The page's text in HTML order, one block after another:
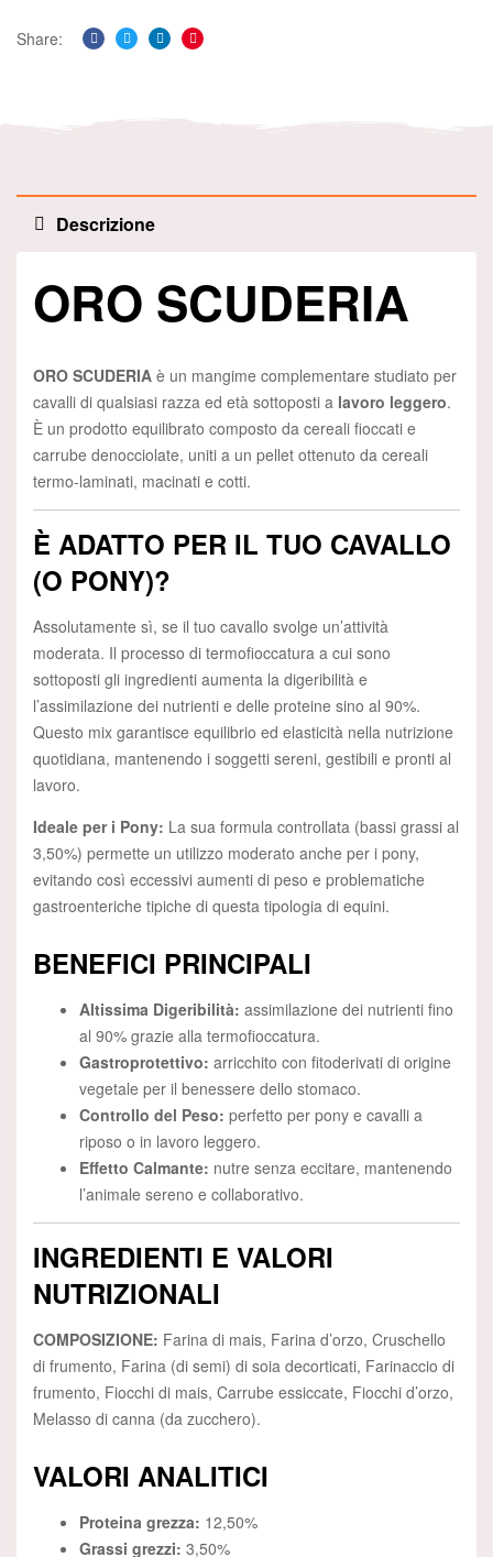
Share:
Facebook
TwitterLinkedinPinterest
Descrizione
ORO SCUDERIA
ORO SCUDERIA è un mangime complementare studiato per
cavalli di qualsiasi razza ed età sottoposti a lavoro leggero.
È un prodotto equilibrato composto da cereali fioccati e
carrube denocciolate, uniti a un pellet ottenuto da cereali
termo-laminati, macinati e cotti.
È ADATTO PER IL TUO CAVALLO
(O PONY)?
Assolutamente sì, se il tuo cavallo svolge un’attività
moderata. Il processo di termofioccatura a cui sono
sottoposti gli ingredienti aumenta la digeribilità e
l’assimilazione dei nutrienti e delle proteine sino al 90%.
Questo mix garantisce equilibrio ed elasticità nella nutrizione
quotidiana, mantenendo i soggetti sereni, gestibili e pronti al
lavoro.
Ideale per i Pony: La sua formula controllata (bassi grassi al
3,50%) permette un utilizzo moderato anche per i pony,
evitando così eccessivi aumenti di peso e problematiche
gastroenteriche tipiche di questa tipologia di equini.
BENEFICI PRINCIPALI
Altissima Digeribilità: assimilazione dei nutrienti fino
al 90% grazie alla termofioccatura.
Gastroprotettivo: arricchito con fitoderivati di origine
vegetale per il benessere dello stomaco.
Controllo del Peso: perfetto per pony e cavalli a
riposo o in lavoro leggero.
Effetto Calmante: nutre senza eccitare, mantenendo
l’animale sereno e collaborativo.
INGREDIENTI E VALORI
NUTRIZIONALI
COMPOSIZIONE: Farina di mais, Farina d’orzo, Cruschello
di frumento, Farina (di semi) di soia decorticati, Farinaccio di
frumento, Fiocchi di mais, Carrube essiccate, Fiocchi d’orzo,
Melasso di canna (da zucchero).
VALORI ANALITICI
Proteina grezza: 12,50%
Grassi grezzi: 3,50%